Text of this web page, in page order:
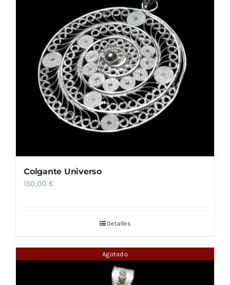
Colgante Universo
150,00 €
Detalles
Agotado